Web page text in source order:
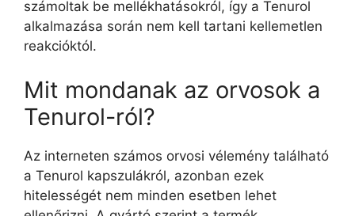
számoltak be mellékhatásokról, így a Tenurol
alkalmazása során nem kell tartani kellemetlen
reakcióktól.
Mit mondanak az orvosok a
Tenurol-ról?
Az interneten számos orvosi vélemény található
a Tenurol kapszulákról, azonban ezek
hitelességét nem minden esetben lehet